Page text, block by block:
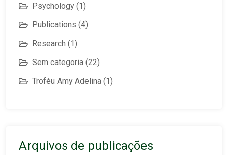
Psychology (1)
Publications (4)
Research (1)
Sem categoria (22)
Troféu Amy Adelina (1)
Arquivos de publicações